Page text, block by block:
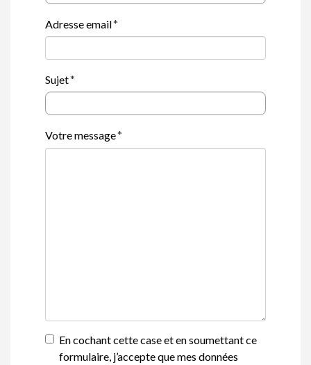
Adresse email
Sujet
Votre message
En cochant cette case et en soumettant ce
formulaire, j’accepte que mes données